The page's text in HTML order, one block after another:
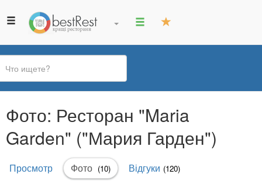
Вы
здесь
Фото: Ресторан "Maria
Garden" ("Мария Гарден")
Главные
Просмотр Фото (активная
вкладка)
(10) Відгуки (120)